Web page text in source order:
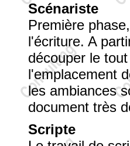
Scénariste
Première
l'écriture. A
découper le
l'emplacement
les ambiances
document très
Scripte